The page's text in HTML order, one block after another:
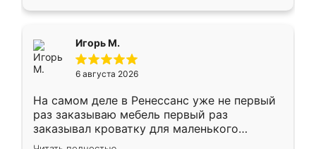
Игорь М.
6 августа 2026
На самом деле в Ренессанс уже не первый
раз заказываю мебель первый раз
заказывал кроватку для маленького
ребёнка при его рождении ,во второй раз